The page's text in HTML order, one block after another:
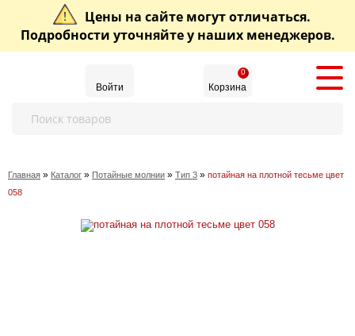
Цены на сайте могут отличаться.
Подробности уточняйте у наших менеджеров.
Войти Корзина
0
Главная » Каталог » Потайные молнии » Тип 3 » потайная на плотной тесьме цвет
058